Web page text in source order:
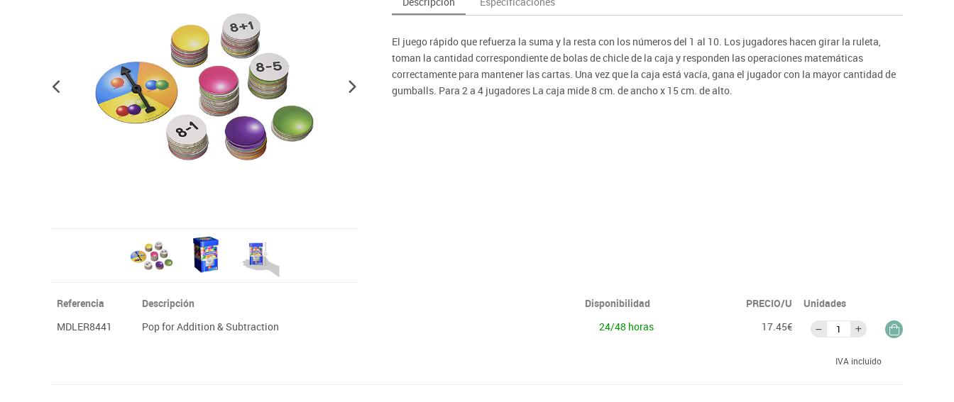
Plastifica, encuaderna, destruye
Papel y manipulados
Juegos heurísticos
Juegos de mesa
Juegos simbólicos
Sillas, bancos y taburetes
Deportes raqueta
Protección deportiva
Psicomotricidad
Monitores interactivos
Pantallas de proyección
Soportes
Videoproyección
El juego rápido que refuerza la suma y la resta con los números del 1 al 10. Los jugadores hacen girar la ruleta,
toman la cantidad correspondiente de bolas de chicle de la caja y responden las operaciones matemáticas
correctamente para mantener las cartas. Una vez que la caja está vacía, gana el jugador con la mayor cantidad de
gumballs. Para 2 a 4 jugadores La caja mide 8 cm. de ancho x 15 cm. de alto.
Referencia Descripción Disponibilidad PRECIO/U
Unidades
MDLER8441
Pop for Addition & Subtraction 24/48 horas 17.45€
IVA incluido